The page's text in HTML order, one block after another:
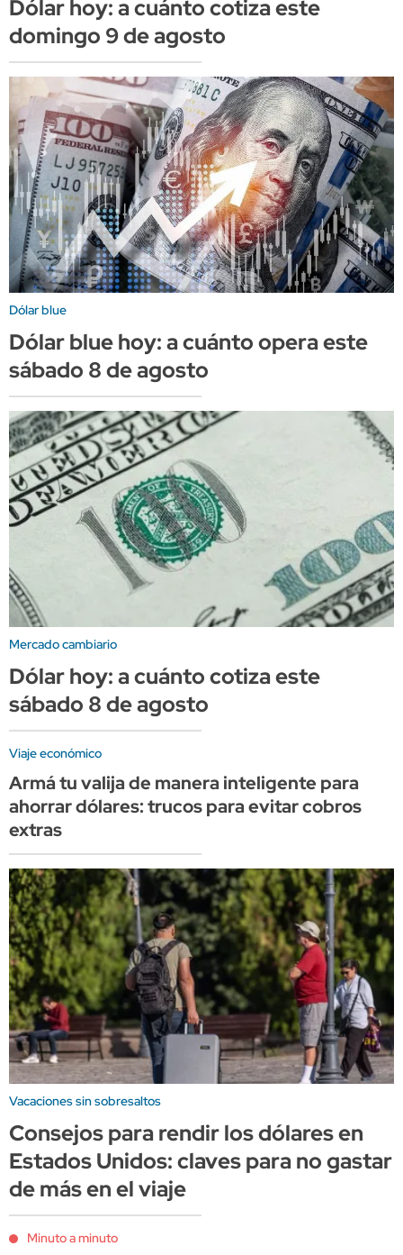
Dólar hoy: a cuánto cotiza este
domingo 9 de agosto
Dólar blue
Dólar blue hoy: a cuánto opera este
sábado 8 de agosto
Mercado cambiario
Dólar hoy: a cuánto cotiza este
sábado 8 de agosto
Viaje económico
Armá tu valija de manera inteligente para
ahorrar dólares: trucos para evitar cobros
extras
Vacaciones sin sobresaltos
Consejos para rendir los dólares en
Estados Unidos: claves para no gastar
de más en el viaje
Minuto a minuto